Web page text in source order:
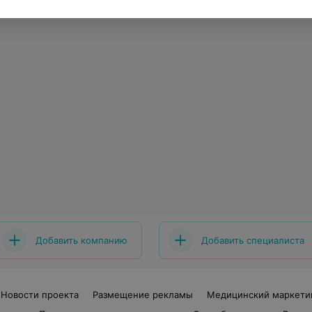
Добавить компанию Добавить специалиста
Новости проекта Размещение рекламы
Медицинский